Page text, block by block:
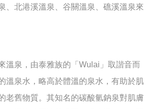
、北港溪溫泉、谷關溫泉、礁溪溫泉來
溫泉，由泰雅族的「Wulai」取諧音而
溫泉水，略高於體溫的泉水，有助於肌
老舊物質。其知名的碳酸氫鈉泉對肌膚